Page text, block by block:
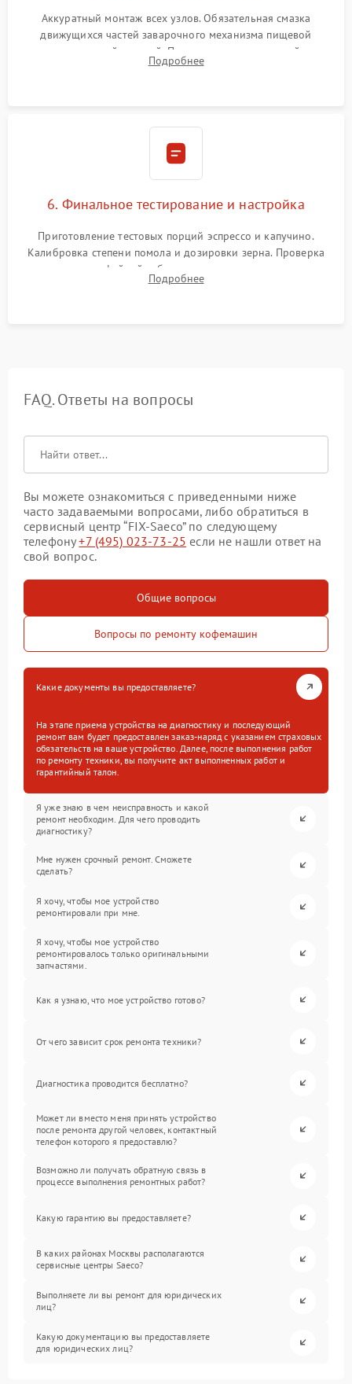
Аккуратный монтаж всех узлов. Обязательная смазка
движущихся частей заварочного механизма пищевой
силиконовой смазкой. Проведение программной
декальцинации и очистки системы от кофейных масел.
Подробнее
6. Финальное тестирование и настройка
Приготовление тестовых порций эспрессо и капучино.
Калибровка степени помола и дозировки зерна. Проверка
плотности кофейной таблетки, температуры напитка и
качества молочной пены. Контроль отсутствия посторонних
Подробнее
FAQ. Ответы на вопросы
Вы можете ознакомиться с приведенными ниже
часто задаваемыми вопросами, либо обратиться в
сервисный центр “FIX-Saeco” по следующему
телефону+7 (495) 023-73-25 если не нашли ответ на
свой вопрос.
Общие вопросы
Вопросы по ремонту кофемашин
Какие документы вы предоставляете?
На этапе приема устройства на диагностику и последующий
ремонт вам будет предоставлен заказ-наряд с указанием страховых
обязательств на ваше устройство. Далее, после выполнения работ
по ремонту техники, вы получите акт выполненных работ и
гарантийный талон.
Я уже знаю в чем неисправность и какой
ремонт необходим. Для чего проводить
диагностику?
Мне нужен срочный ремонт. Сможете
сделать?
Я хочу, чтобы мое устройство
ремонтировали при мне.
Я хочу, чтобы мое устройство
ремонтировалось только оригинальными
запчастями.
Как я узнаю, что мое устройство готово?
От чего зависит срок ремонта техники?
Диагностика проводится бесплатно?
Может ли вместо меня принять устройство
после ремонта другой человек, контактный
телефон которого я предоставлю?
Возможно ли получать обратную связь в
процессе выполнения ремонтных работ?
Какую гарантию вы предоставляете?
В каких районах Москвы располагаются
сервисные центры Saeco?
Выполняете ли вы ремонт для юридических
лиц?
Какую документацию вы предоставляете
для юридических лиц?